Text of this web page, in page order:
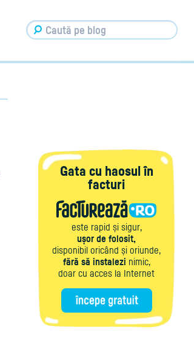
Gata cu haosul în
facturi
este rapid și sigur,
ușor de folosit,
disponibil oricând și oriunde,
fără să instalezi nimic,
doar cu acces la Internet